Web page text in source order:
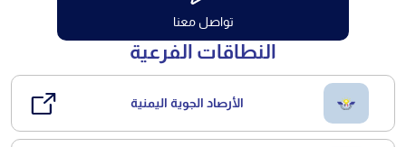
تواصل معنا
النطاقات الفرعية
الأرصاد الجوية اليمنية